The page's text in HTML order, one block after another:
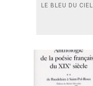
LE BLEU DU CIEL